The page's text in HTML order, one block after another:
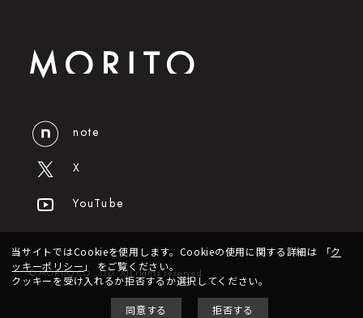
note
X
YouTube
© MORITO CO., LTD. All rights reserved.
当サイトではCookieを使用します。Cookieの使用に関する詳細は 「ク
ッキーポリシー 」 をご覧ください。
クッキーを受け入れるか拒否するか選択してください。
同意する 拒否する